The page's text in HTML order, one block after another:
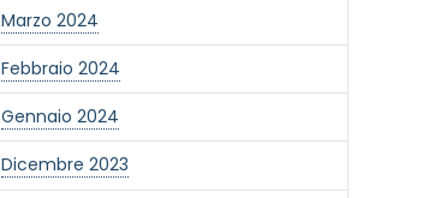
Marzo 2024
Febbraio 2024
Gennaio 2024
Dicembre 2023